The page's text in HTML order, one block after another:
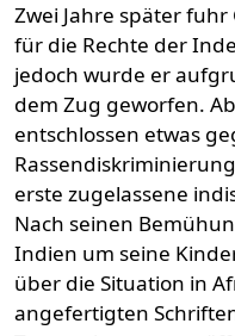
Zwei Jahre später
für die Rechte der
jedoch wurde er
dem Zug geworfen.
entschlossen etwas
erste zugelassene
Nach seinen
Indien um seine
über die Situation in
angefertigten